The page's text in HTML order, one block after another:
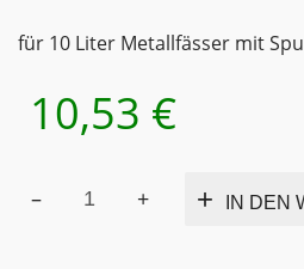
für 10 Liter Metallfässer mit
10,53 €
für
IN DEN